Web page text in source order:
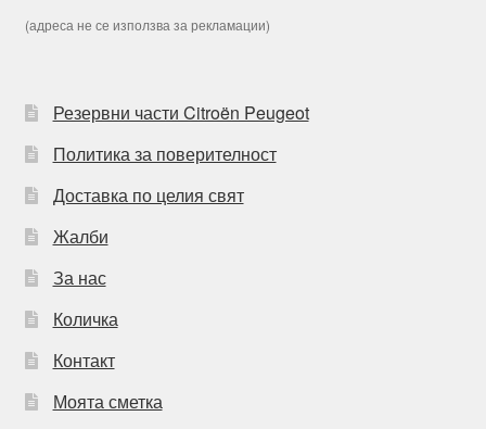
(адреса не се използва за рекламации)
Резервни части Citroën Peugeot
Политика за поверителност
Доставка по целия свят
Жалби
За нас
Количка
Контакт
Моята сметка